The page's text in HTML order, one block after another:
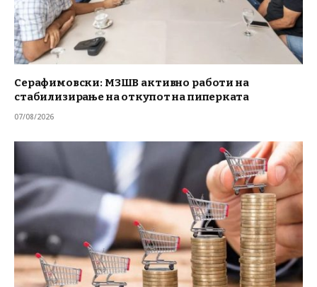
Серафимовски: МЗШВ активно работи на
стабилизирање на откупот на пиперката
07/08/2026